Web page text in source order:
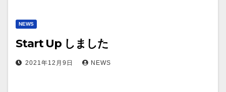
NEWS
Start Up しました
2021年12月9日 NEWS